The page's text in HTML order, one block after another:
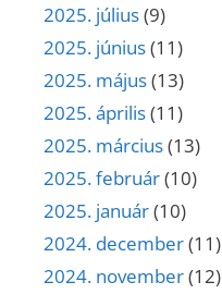
2025. július(9)
2025. június(11)
2025. május(13)
2025. április(11)
2025. március(13)
2025. február(10)
2025. január(10)
2024. december(11)
2024. november(12)